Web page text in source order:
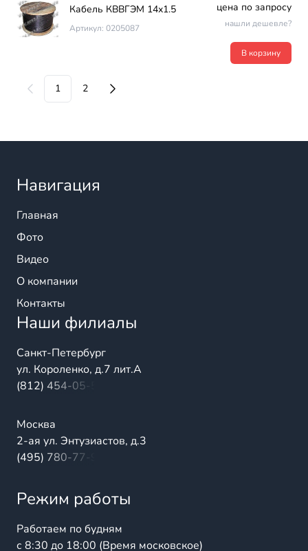
Кабель КВВГЭМ 14х1.5
Артикул: 0205087
цена по запросу
нашли дешевле?
В корзину
1 2
Навигация
Главная
Фото
Видео
О компании
Контакты
Наши филиалы
Санкт-Петербург
ул. Короленко, д.7 лит.А
(812) 454-05-54
Москва
2-ая ул. Энтузиастов, д.3
(495) 780-77-98
Режим работы
Работаем по будням
с 8:30 до 18:00 (Время московское)